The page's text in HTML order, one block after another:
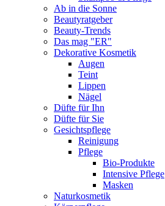
Ab in die Sonne
Beautyratgeber
Beauty-Trends
Das mag "ER"
Dekorative Kosmetik
Augen
Teint
Lippen
Nägel
Düfte für Ihn
Düfte für Sie
Gesichtspflege
Reinigung
Pflege
Bio-Produkte
Intensive Pflege
Masken
Naturkosmetik